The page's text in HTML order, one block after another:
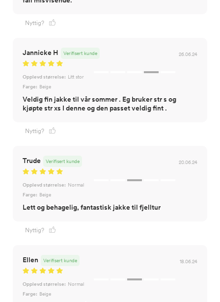
Nyttig?
Jannicke H 26.06.24
Verifisert kunde
Opplevd størrelse: Litt stor
Farge: Beige
Veldig fin jakke til vår sommer . Eg bruker str s og
kjøpte str xs I denne og den passet veldig fint .
Nyttig?
Trude 20.06.24
Verifisert kunde
Opplevd størrelse: Normal
Farge: Beige
Lett og behagelig, fantastisk jakke til fjelltur
Nyttig?
Ellen 18.06.24
Verifisert kunde
Opplevd størrelse: Normal
Farge: Beige